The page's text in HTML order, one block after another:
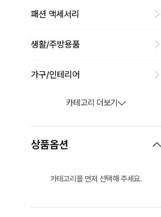
패션 액세서리
생활/주방용품
가구/인테리어
카테고리 더보기
상품옵션
카테고리를 먼저 선택해 주세요.